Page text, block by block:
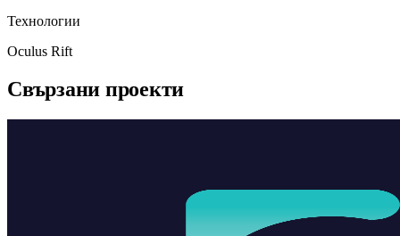
Технологии
Oculus Rift
Свързани проекти